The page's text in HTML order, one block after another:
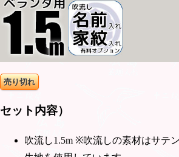
売り切れ
セット内容）
吹流し1.5m ※吹流しの素材はサテ